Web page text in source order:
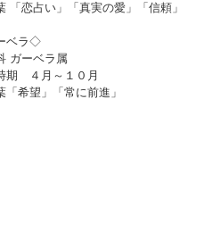
「恋占い」「真実の愛」「信頼」
ベラ◇
ガーベラ属
期 ４月～１０月
「希望」「常に前進」